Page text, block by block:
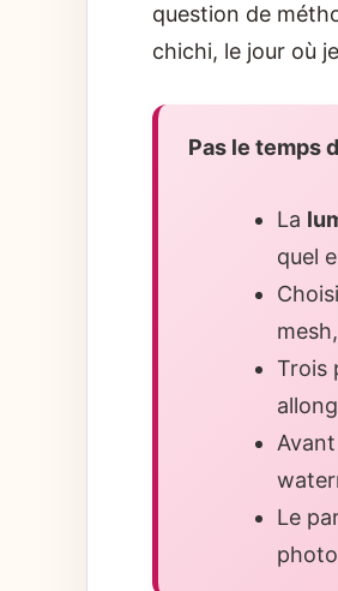
question de
chichi, le jour où
Pas le temps
La
quel
Trois
Le